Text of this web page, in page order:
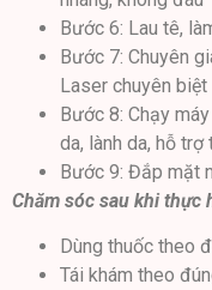
Bước 6: Lau tê,
Bước 7: Chuyên
Laser chuyên biệt
Bước 8: Chạy
da, lành da, hỗ trợ
Bước 9: Đắp mặt
Chăm sóc sau khi thực
Dùng thuốc theo
Tái khám theo